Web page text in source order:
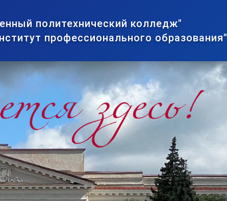
политехнический колледж"
профессионального образования"